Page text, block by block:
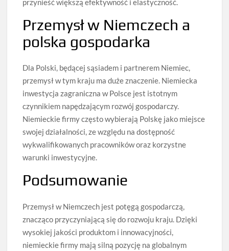
przynieść większą efektywność i elastyczność.
Przemysł w Niemczech a
polska gospodarka
Dla Polski, będącej sąsiadem i partnerem Niemiec,
przemysł w tym kraju ma duże znaczenie. Niemiecka
inwestycja zagraniczna w Polsce jest istotnym
czynnikiem napędzającym rozwój gospodarczy.
Niemieckie firmy często wybierają Polskę jako miejsce
swojej działalności, ze względu na dostępność
wykwalifikowanych pracowników oraz korzystne
warunki inwestycyjne.
Podsumowanie
Przemysł w Niemczech jest potęgą gospodarczą,
znacząco przyczyniającą się do rozwoju kraju. Dzięki
wysokiej jakości produktom i innowacyjności,
niemieckie firmy mają silną pozycję na globalnym